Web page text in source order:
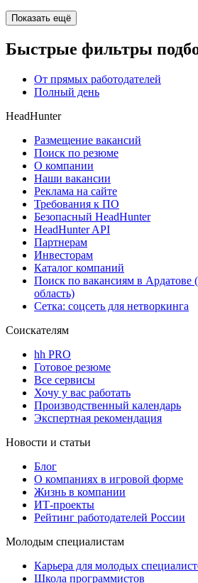
Показать ещё
Быстрые фильтры
От прямых работодателей
Полный день
HeadHunter
Размещение вакансий
Поиск по резюме
О компании
Наши вакансии
Реклама на сайте
Требования к ПО
Безопасный HeadHunter
HeadHunter API
Партнерам
Инвесторам
Каталог компаний
Поиск по вакансиям в Ардатове
область)
Сетка: соцсеть для нетворкинга
Соискателям
hh PRO
Готовое резюме
Все сервисы
Хочу у вас работать
Производственный календарь
Экспертная рекомендация
Новости и статьи
Блог
О компаниях в игровой форме
Жизнь в компании
ИТ-проекты
Рейтинг работодателей России
Молодым специалистам
Карьера для молодых
Школа программистов